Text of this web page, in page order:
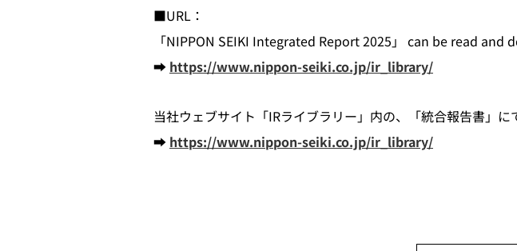
■URL：
「NIPPON SEIKI Integrated Report 2025」 can be read
➡ https://www.nippon-seiki.co.jp/ir_library/
当社ウェブサイト「IRライブラリー」内の、「統合報告書」に
➡ https://www.nippon-seiki.co.jp/ir_library/